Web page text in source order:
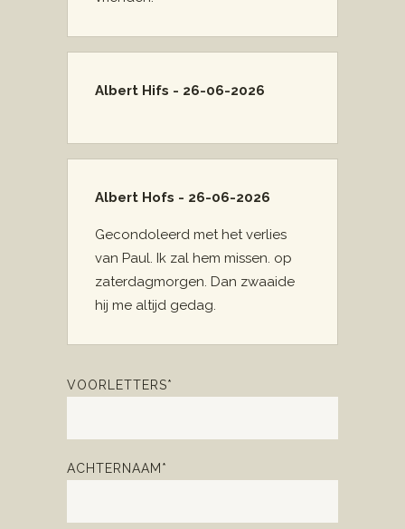
Albert Hifs - 26-06-2026
Albert Hofs - 26-06-2026
Gecondoleerd met het verlies
van Paul. Ik zal hem missen. op
zaterdagmorgen. Dan zwaaide
hij me altijd gedag.
VOORLETTERS*
ACHTERNAAM*